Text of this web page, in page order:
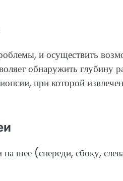
и осуществить
обнаружить глубину
при которой
шее (спереди, сбоку,